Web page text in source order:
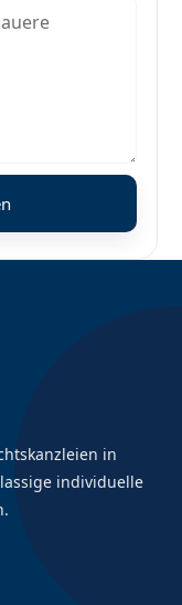
in
individuelle